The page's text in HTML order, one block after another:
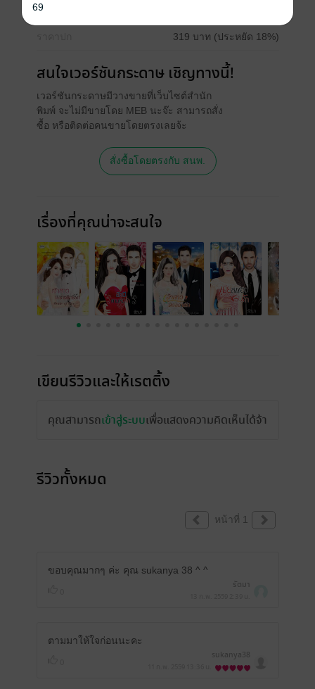
ความยาว
319 บาท (ประหยัด 18%)
สนใจเวอร์ชันกระดาษ เชิญทางนี้!
เวอร์ชันกระดาษมีวางขายที่เว็บไซต์สำนัก
พิมพ์ จะไม่มีขายโดย MEB นะจ๊ะ สามารถสั่ง
ซื้อ หรือติดต่อคนขายโดยตรงเลยจ้ะ
สั่งซื้อโดยตรงกับ สนพ.
เรื่องที่คุณน่าจะสนใจ
เขียนรีวิวและให้เรตติ้ง
คุณสามารถเข้าสู่ระบบเพื่อแสดงความคิดเห็นได้จ้า
รีวิวทั้งหมด
หน้าที่ 1
ขอบคุณมากๆ ค่ะ คุณ sukanya 38 ^ ^
รัตมา
ตามมาให้ใจก่อนนะคะ
sukanya38
69